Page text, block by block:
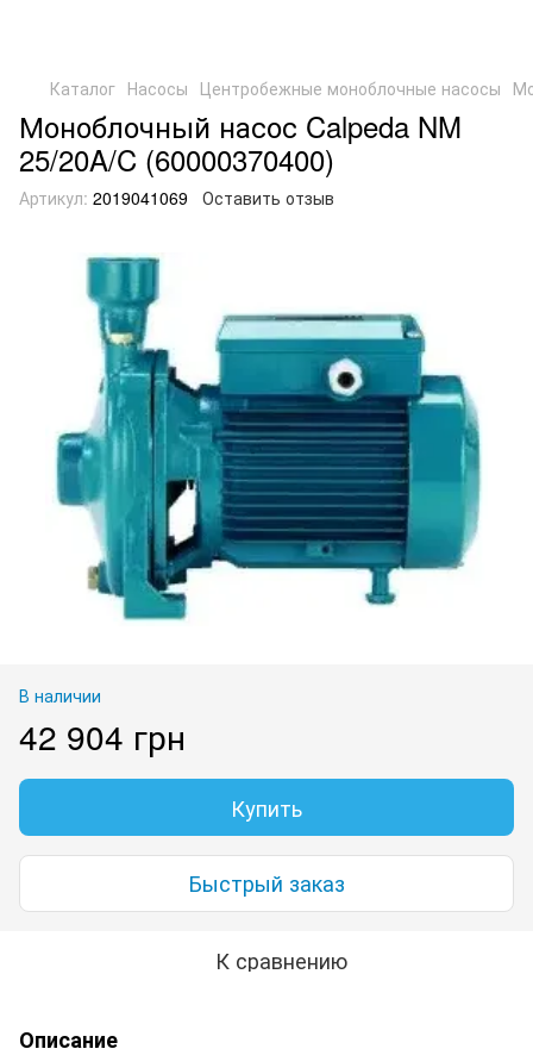
Каталог Насосы Центробежные моноблочные насосы
Моноблочный насос Calpeda NM
25/20A/C (60000370400)
Артикул: 2019041069 Оставить отзыв
В наличии
42 904 грн
Купить
Быстрый заказ
К сравнению
Описание